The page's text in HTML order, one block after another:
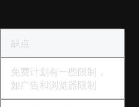
缺点
免费计划有一些限制，
如广告和浏览器限制